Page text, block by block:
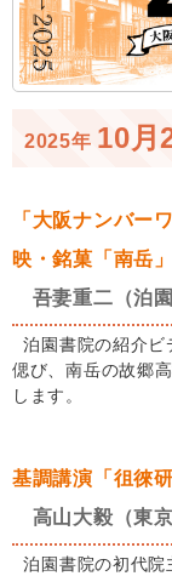
2025年 10月
「大阪ナンバー
映・銘菓「南岳
吾妻重二（泊
泊園書院の紹介ビ
偲び、南岳の故郷
します。
基調講演「徂徠
高山大毅（東
泊園書院の初代院